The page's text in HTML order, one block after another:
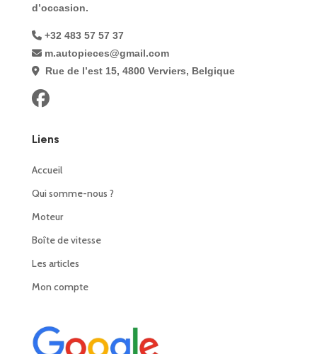
d’occasion.
+32 483 57 57 37
m.autopieces@gmail.com
Rue de l’est 15, 4800 Verviers, Belgique
Liens
Accueil
Qui somme-nous ?
Moteur
Boîte de vitesse
Les articles
Mon compte